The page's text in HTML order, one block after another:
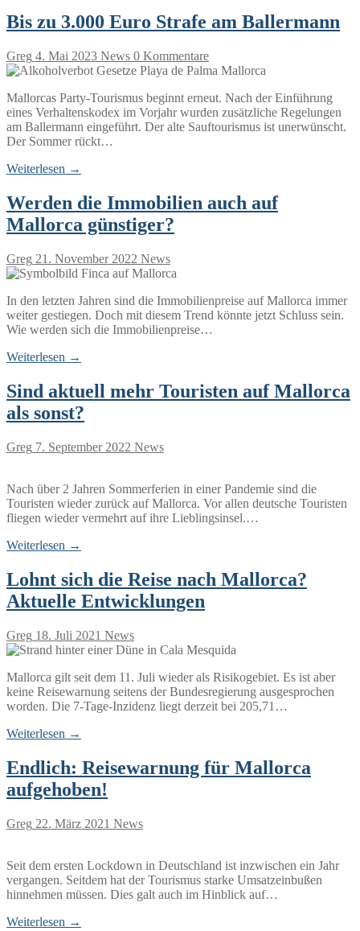
Bis zu 3.000 Euro Strafe am Ballermann
Greg 4. Mai 2023 News 0 Kommentare
Mallorcas Party-Tourismus beginnt erneut. Nach der Einführung
eines Verhaltenskodex im Vorjahr wurden zusätzliche Regelungen
am Ballermann eingeführt. Der alte Sauftourismus ist unerwünscht.
Der Sommer rückt…
Weiterlesen →
Werden die Immobilien auch auf
Mallorca günstiger?
Greg 21. November 2022 News
In den letzten Jahren sind die Immobilienpreise auf Mallorca immer
weiter gestiegen. Doch mit diesem Trend könnte jetzt Schluss sein.
Wie werden sich die Immobilienpreise…
Weiterlesen →
Sind aktuell mehr Touristen auf Mallorca
als sonst?
Greg 7. September 2022 News
Nach über 2 Jahren Sommerferien in einer Pandemie sind die
Touristen wieder zurück auf Mallorca. Vor allen deutsche Touristen
fliegen wieder vermehrt auf ihre Lieblingsinsel.…
Weiterlesen →
Lohnt sich die Reise nach Mallorca?
Aktuelle Entwicklungen
Greg 18. Juli 2021 News
Mallorca gilt seit dem 11. Juli wieder als Risikogebiet. Es ist aber
keine Reisewarnung seitens der Bundesregierung ausgesprochen
worden. Die 7-Tage-Inzidenz liegt derzeit bei 205,71…
Weiterlesen →
Endlich: Reisewarnung für Mallorca
aufgehoben!
Greg 22. März 2021 News
Seit dem ersten Lockdown in Deutschland ist inzwischen ein Jahr
vergangen. Seitdem hat der Tourismus starke Umsatzeinbußen
hinnehmen müssen. Dies galt auch im Hinblick auf…
Weiterlesen →